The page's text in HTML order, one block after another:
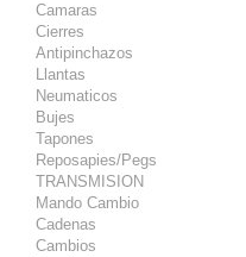
Camaras
Cierres
Antipinchazos
Llantas
Neumaticos
Bujes
Tapones
Reposapies/Pegs
TRANSMISION
Mando Cambio
Cadenas
Cambios